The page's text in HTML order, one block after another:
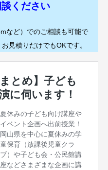
ください
など）でのご相談も可能で
見積りだけでもOKです。